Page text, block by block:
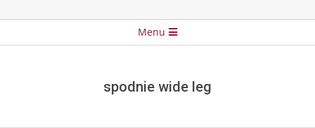
Menu
spodnie wide leg